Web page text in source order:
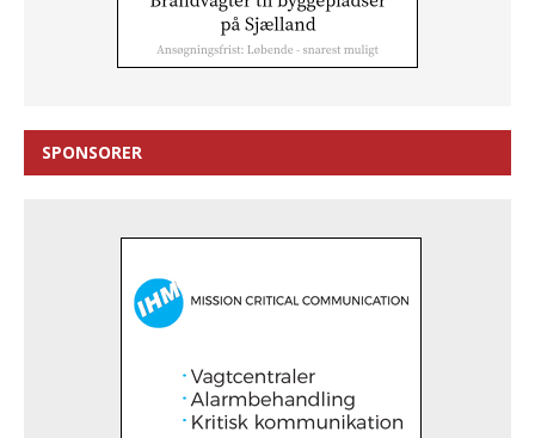
SPONSORER